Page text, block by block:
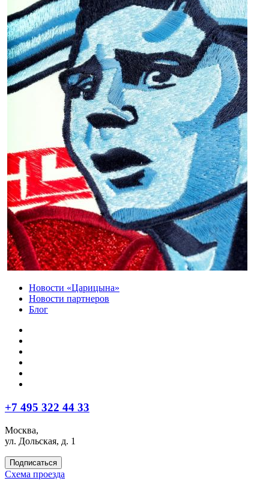
Новости «Царицына»
Новости партнеров
Блог
+7 495 322 44 33
Москва,
ул. Дольская, д. 1
Подписаться
Схема проезда